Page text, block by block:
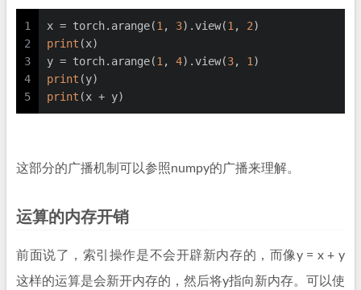
1
2
3
4
5
x = torch.arange(1 , 3).view(1 , 2)
print (x)
y = torch.arange(1 , 4).view(3, 1 )
print (y)
print (x + y)
这部分的广播机制可以参照numpy的广播来理解。
运算的内存开销
前面说了，索引操作是不会开辟新内存的，而像y = x + y
这样的运算是会新开内存的，然后将y指向新内存。可以使